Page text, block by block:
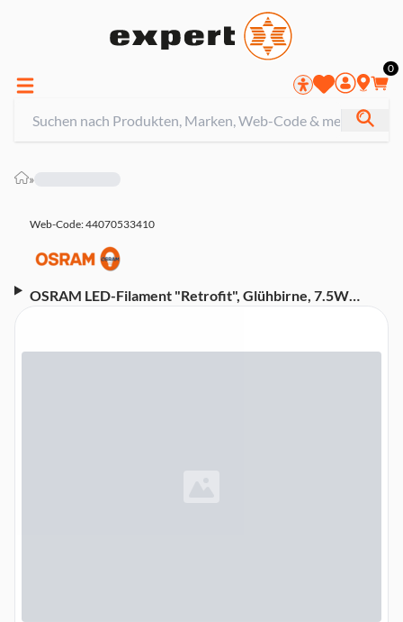
0
»
Web-Code: 44070533410
OSRAM LED-Filament "Retrofit", Glühbirne, 7.5W